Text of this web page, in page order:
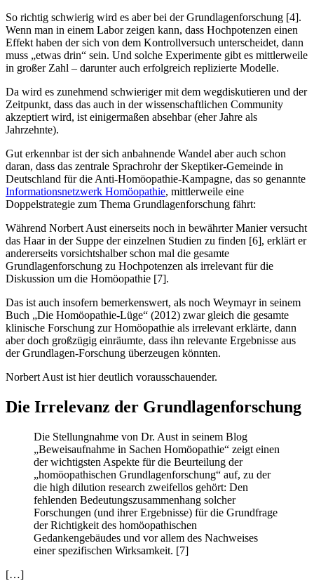
So richtig schwierig wird es aber bei der Grundlagenforschung [4].
Wenn man in einem Labor zeigen kann, dass Hochpotenzen einen
Effekt haben der sich von dem Kontrollversuch unterscheidet, dann
muss „etwas drin“ sein. Und solche Experimente gibt es mittlerweile
in großer Zahl – darunter auch erfolgreich replizierte Modelle.
Da wird es zunehmend schwieriger mit dem wegdiskutieren und der
Zeitpunkt, dass das auch in der wissenschaftlichen Community
akzeptiert wird, ist einigermaßen absehbar (eher Jahre als
Jahrzehnte).
Gut erkennbar ist der sich anbahnende Wandel aber auch schon
daran, dass das zentrale Sprachrohr der Skeptiker-Gemeinde in
Deutschland für die Anti-Homöopathie-Kampagne, das so genannte
Informationsnetzwerk Homöopathie, mittlerweile eine
Doppelstrategie zum Thema Grundlagenforschung fährt:
Während Norbert Aust einerseits noch in bewährter Manier versucht
das Haar in der Suppe der einzelnen Studien zu finden [6], erklärt er
andererseits vorsichtshalber schon mal die gesamte
Grundlagenforschung zu Hochpotenzen als irrelevant für die
Diskussion um die Homöopathie [7].
Das ist auch insofern bemerkenswert, als noch Weymayr in seinem
Buch „Die Homöopathie-Lüge“ (2012) zwar gleich die gesamte
klinische Forschung zur Homöopathie als irrelevant erklärte, dann
aber doch großzügig einräumte, dass ihn relevante Ergebnisse aus
der Grundlagen-Forschung überzeugen könnten.
Norbert Aust ist hier deutlich vorausschauender.
Die Irrelevanz der Grundlagenforschung
Die Stellungnahme von Dr. Aust in seinem Blog
„Beweisaufnahme in Sachen Homöopathie“ zeigt einen
der wichtigsten Aspekte für die Beurteilung der
„homöopathischen Grundlagenforschung“ auf, zu der
die high dilution research zweifellos gehört: Den
fehlenden Bedeutungszusammenhang solcher
Forschungen (und ihrer Ergebnisse) für die Grundfrage
der Richtigkeit des homöopathischen
Gedankengebäudes und vor allem des Nachweises
einer spezifischen Wirksamkeit. [7]
[…]